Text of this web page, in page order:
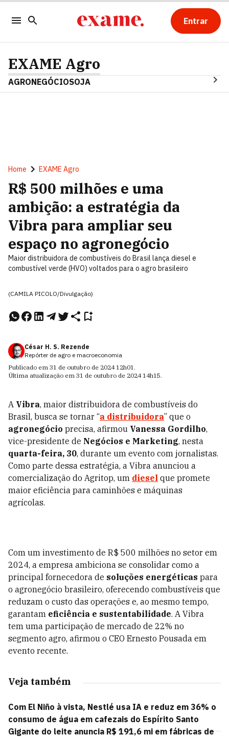
Entrar
EXAME Agro
AGRONEGÓCIOSOJA
Home EXAME Agro
R$ 500 milhões e uma
ambição: a estratégia da
Vibra para ampliar seu
espaço no agronegócio
Maior distribuidora de combustíveis do Brasil lança diesel e
combustível verde (HVO) voltados para o agro brasileiro
(CAMILA PICOLO/Divulgação)
César H. S. Rezende
Repórter de agro e macroeconomia
Publicado em 31 de outubro de 2024 12h01.
Última atualização em 31 de outubro de 2024 14h15.
A Vibra, maior distribuidora de combustíveis do
Brasil, busca se tornar “a distribuidora” que o
agronegócio precisa, afirmou Vanessa Gordilho,
vice-presidente de Negócios e Marketing, nesta
quarta-feira, 30, durante um evento com jornalistas.
Como parte dessa estratégia, a Vibra anunciou a
comercialização do Agritop, um diesel que promete
maior eficiência para caminhões e máquinas
agrícolas.
Com um investimento de R$ 500 milhões no setor em
2024, a empresa ambiciona se consolidar como a
principal fornecedora de soluções energéticas para
o agronegócio brasileiro, oferecendo combustíveis que
reduzam o custo das operações e, ao mesmo tempo,
garantam eficiência e sustentabilidade. A Vibra
tem uma participação de mercado de 22% no
segmento agro, afirmou o CEO Ernesto Pousada em
evento recente.
Veja também
Com El Niño à vista, Nestlé usa IA e reduz em 36% o
consumo de água em cafezais do Espírito Santo
Gigante do leite anuncia R$ 191,6 mi em fábricas de